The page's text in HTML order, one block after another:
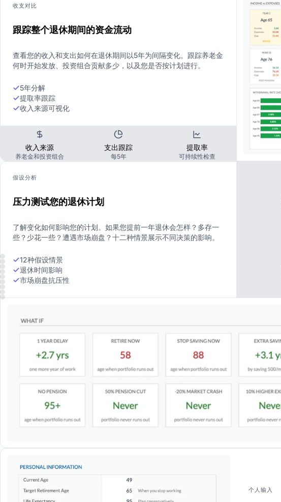
收支对比
跟踪整个退休期间的资金流动
查看您的收入和支出如何在退休期间以5年为间隔变化。跟踪养老金
何时开始发放、投资组合贡献多少，以及您是否按计划进行。
5年分解
提取率跟踪
收入来源可视化
收入来源
养老金和投资组合
支出跟踪
每5年
提取率
可持续性检查
假设分析
压力测试您的退休计划
了解变化如何影响您的计划。如果您提前一年退休会怎样？多存一
些？少花一些？遭遇市场崩盘？十二种情景展示不同决策的影响。
12种假设情景
退休时间影响
市场崩盘抗压性
个人输入